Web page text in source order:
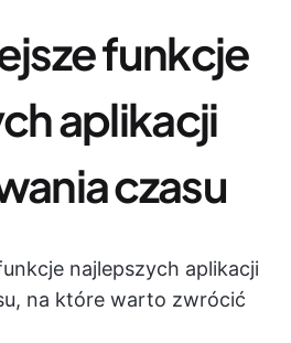
funkcje
aplikacji
czasu
najlepszych aplikacji
na które warto zwrócić